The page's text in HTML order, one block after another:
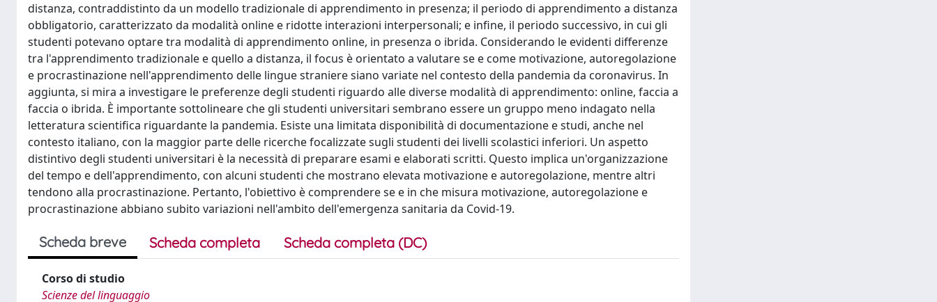
distanza, contraddistinto da un modello tradizionale di apprendimento in presenza; il periodo di apprendimento a distanza
obbligatorio, caratterizzato da modalità online e ridotte interazioni interpersonali; e infine, il periodo successivo, in cui gli
studenti potevano optare tra modalità di apprendimento online, in presenza o ibrida. Considerando le evidenti differenze
tra l'apprendimento tradizionale e quello a distanza, il focus è orientato a valutare se e come motivazione, autoregolazione
e procrastinazione nell'apprendimento delle lingue straniere siano variate nel contesto della pandemia da coronavirus. In
aggiunta, si mira a investigare le preferenze degli studenti riguardo alle diverse modalità di apprendimento: online, faccia a
faccia o ibrida. È importante sottolineare che gli studenti universitari sembrano essere un gruppo meno indagato nella
letteratura scientifica riguardante la pandemia. Esiste una limitata disponibilità di documentazione e studi, anche nel
contesto italiano, con la maggior parte delle ricerche focalizzate sugli studenti dei livelli scolastici inferiori. Un aspetto
distintivo degli studenti universitari è la necessità di preparare esami e elaborati scritti. Questo implica un'organizzazione
del tempo e dell'apprendimento, con alcuni studenti che mostrano elevata motivazione e autoregolazione, mentre altri
tendono alla procrastinazione. Pertanto, l'obiettivo è comprendere se e in che misura motivazione, autoregolazione e
procrastinazione abbiano subito variazioni nell'ambito dell'emergenza sanitaria da Covid-19.
Scheda breve Scheda completa Scheda completa (DC)
Corso di studio
Scienze del linguaggio